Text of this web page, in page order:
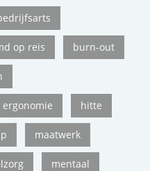
op reis burn-out
ergonomie hitte
maatwerk
mentaal